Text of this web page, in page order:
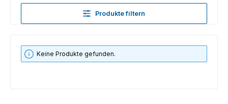
Produkte filtern
Keine Produkte gefunden.